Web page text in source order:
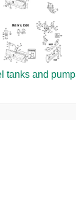
tanks and